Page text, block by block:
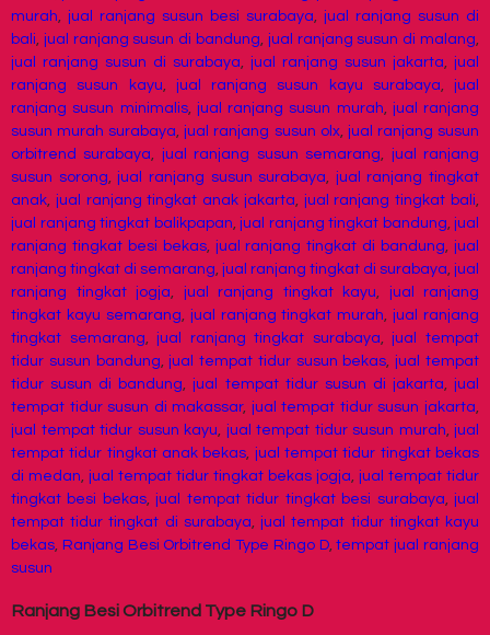
murah, jual ranjang susun besi surabaya, jual ranjang susun di
bali, jual ranjang susun di bandung, jual ranjang susun di malang,
jual ranjang susun di surabaya, jual ranjang susun jakarta, jual
ranjang susun kayu, jual ranjang susun kayu surabaya, jual
ranjang susun minimalis, jual ranjang susun murah, jual ranjang
susun murah surabaya,jual ranjang susun olx, jual ranjang susun
orbitrend surabaya, jual ranjang susun semarang, jual ranjang
susun sorong,jual ranjang susun surabaya, jual ranjang tingkat
anak, jual ranjang tingkat anak jakarta, jual ranjang tingkat bali,
jual ranjang tingkat balikpapan, jual ranjang tingkat bandung, jual
ranjang tingkat besi bekas, jual ranjang tingkat di bandung,jual
ranjang tingkat di semarang, jual ranjang tingkat di surabaya, jual
ranjang tingkat jogja, jual ranjang tingkat kayu, jual ranjang
tingkat kayu semarang, jual ranjang tingkat murah,jual ranjang
tingkat semarang,jual ranjang tingkat surabaya,jual tempat
tidur susun bandung,jual tempat tidur susun bekas,jual tempat
tidur susun di bandung,jual tempat tidur susun di jakarta,jual
tempat tidur susun di makassar, jual tempat tidur susun jakarta,
jual tempat tidur susun kayu, jual tempat tidur susun murah, jual
tempat tidur tingkat anak bekas, jual tempat tidur tingkat bekas
di medan, jual tempat tidur tingkat bekas jogja, jual tempat tidur
tingkat besi bekas,jual tempat tidur tingkat besi surabaya,jual
tempat tidur tingkat di surabaya,jual tempat tidur tingkat kayu
bekas, Ranjang Besi Orbitrend Type Ringo D,tempat jual ranjang
susun
Ranjang Besi Orbitrend Type Ringo D